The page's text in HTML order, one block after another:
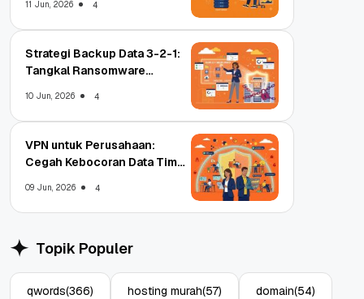
11 Jun, 2026 4
Strategi Backup Data 3-2-1:
Tangkal Ransomware
10 Jun, 2026 4
VPN untuk Perusahaan:
Cegah Kebocoran Data Tim
09 Jun, 2026 4
Topik Populer
qwords(366) hosting murah(57) domain(54)